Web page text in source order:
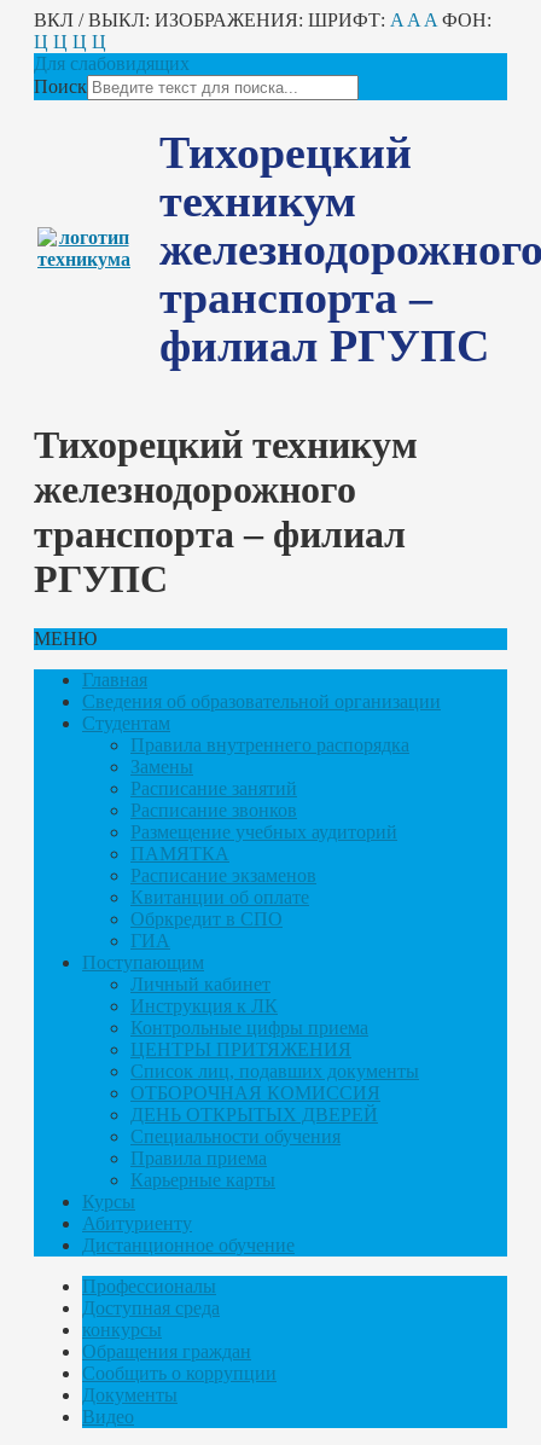
ВКЛ / ВЫКЛ: ИЗОБРАЖЕНИЯ: ШРИФТ: A A A ФОН:
Ц Ц Ц Ц
Для слабовидящих
Поиск
Тихорецкий
техникум
транспорта –
филиал РГУПС
Тихорецкий техникум
железнодорожного
транспорта – филиал
РГУПС
МЕНЮ
Главная
Сведения об образовательной организации
Студентам
Правила внутреннего распорядка
Замены
Расписание занятий
Расписание звонков
Размещение учебных аудиторий
ПАМЯТКА
Расписание экзаменов
Квитанции об оплате
Обркредит в СПО
ГИА
Поступающим
Личный кабинет
Инструкция к ЛК
Контрольные цифры приема
ЦЕНТРЫ ПРИТЯЖЕНИЯ
Список лиц, подавших документы
ОТБОРОЧНАЯ КОМИССИЯ
ДЕНЬ ОТКРЫТЫХ ДВЕРЕЙ
Специальности обучения
Правила приема
Карьерные карты
Курсы
Абитуриенту
Дистанционное обучение
Профессионалы
Доступная среда
конкурсы
Обращения граждан
Сообщить о коррупции
Документы
Видео